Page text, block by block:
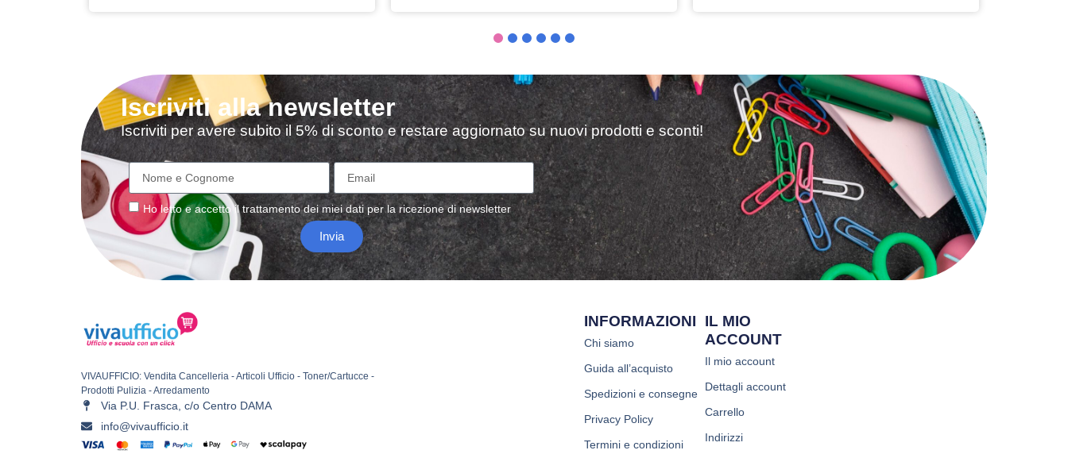
Iscriviti alla newsletter
Iscriviti per avere subito il 5% di sconto e restare aggiornato su nuovi prodotti e sconti!
Ho letto e accetto iltrattamentodei miei dati per la ricezione di newsletter
Invia
VIVAUFFICIO: Vendita Cancelleria - Articoli Ufficio - Toner/Cartucce -
Prodotti Pulizia - Arredamento
Via P.U. Frasca, c/o Centro DAMA
info@vivaufficio.it
INFORMAZIONI
Chi siamo
Guida all’acquisto
Spedizioni e consegne
Privacy Policy
Termini e condizioni
IL MIO
ACCOUNT
Il mio account
Dettagli account
Carrello
Indirizzi